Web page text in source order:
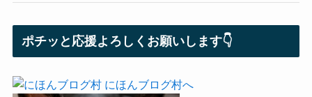
ポチッと応援よろしくお願いします👇